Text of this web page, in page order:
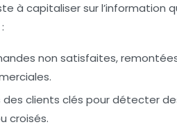
à capitaliser sur l’information
non satisfaites,
des clients clés pour détecter
croisés.